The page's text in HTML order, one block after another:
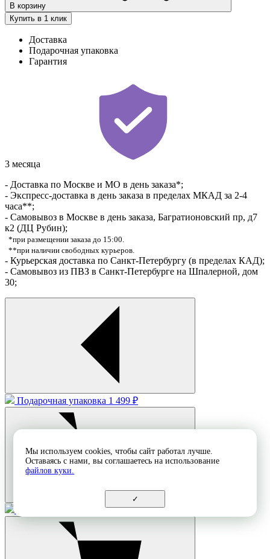
В корзину
Купить в 1 клик
Доставка
Подарочная упаковка
Гарантия
3 месяца
- Доставка по Москве и МО в день заказа*;
- Экспресс-доставка в день заказа в пределах МКАД за 2-4
часа**;
- Самовывоз в Москве в день заказа, Багратионовский пр, д7
к2 (ДЦ Рубин);
*при размещении заказа до 15:00.
**при наличии свободных курьеров.
- Курьерская доставка по Санкт-Петербургу (в пределах КАД);
- Самовывоз из ПВЗ в Санкт-Петербурге на Шпалерной, дом
30;
Подарочная упаковка 1 499 ₽
Подарочный пакет (маленький) 599 ₽
Мы используем cookies, чтобы сайт работал лучше.
Оставаясь с нами, вы соглашаетесь на использование
файлов куки.
✓